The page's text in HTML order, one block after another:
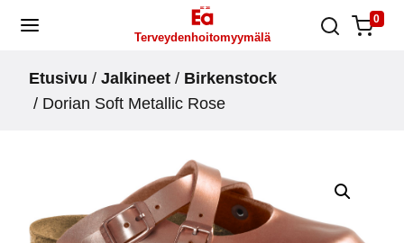
Skip
Terveydenhoitomyymälä
0
Etusivu / Jalkineet / Birkenstock
/ Dorian Soft Metallic Rose